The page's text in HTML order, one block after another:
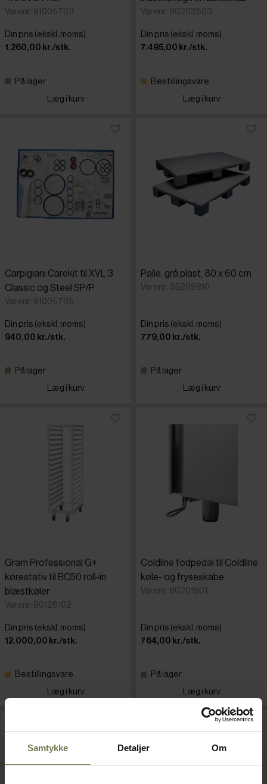
Samtykke Detaljer Om
Varenr: 91005703
Din pris (ekskl. moms)
1.260,00 kr./stk.
På lager
Læg i kurv
Varenr: 80203503
Din pris (ekskl. moms)
7.495,00 kr./stk.
Bestillingsvare
Læg i kurv
Carpigiani Carekit til XVL 3
Classic og Steel SP/P
Varenr: 91005705
Din pris (ekskl. moms)
940,00 kr./stk.
På lager
Læg i kurv
Palle, grå plast, 80 x 60 cm
Varenr: 35299810
Din pris (ekskl. moms)
779,00 kr./stk.
På lager
Læg i kurv
Gram Professional G+
kørestativ til BC50 roll-in
blæstkøler
Varenr: 80126102
Din pris (ekskl. moms)
12.000,00 kr./stk.
Bestillingsvare
Læg i kurv
Coldline fodpedal til Coldline
køle- og fryseskabe
Varenr: 80201901
Din pris (ekskl. moms)
764,00 kr./stk.
På lager
Læg i kurv